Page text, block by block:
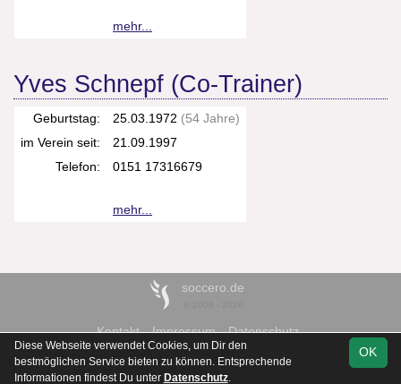
mehr...
Yves Schnepf (Co-Trainer)
Geburtstag: 25.03.1972 (54 Jahre)
im Verein seit:
21.09.1997
Telefon:
0151 17316679
mehr...
soccero.de
Kontakt Impressum
Datenschutz
OK
Diese Webseite verwendet Cookies, um Dir den
bestmöglichen Service bieten zu können. Entsprechende
Informationen findest Du unter Datenschutz.